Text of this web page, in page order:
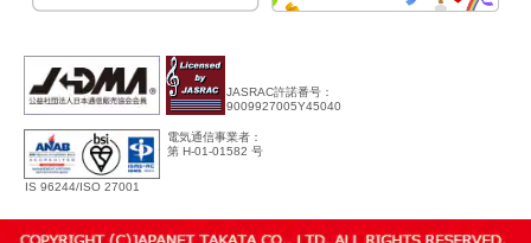
JASRAC許諾番号：
9009927005Y45040
IS 96244/ISO 27001
電気通信事業者：
第 H-01-01582 号